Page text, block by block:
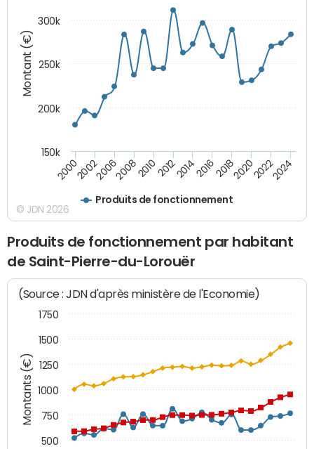
Montant (€)
Produits de fonctionnement
200020022006200820102012201420162018202020222024
150k
200k
250k
300k
© JDN 2026
Produits de fonctionnement par habitant
de Saint-Pierre-du-Lorouër
Montants (€)
(Source : JDN d'après ministère de l'Economie)
500
750
1000
1250
1500
1750